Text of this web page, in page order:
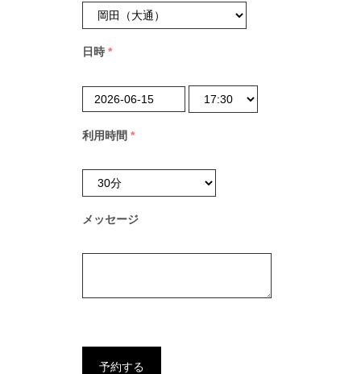
日時 *
利用時間 *
メッセージ